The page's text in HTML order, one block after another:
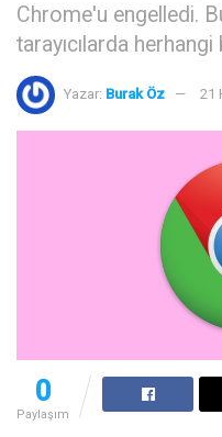
Chrome'u engelledi.
tarayıcılarda
Yazar: Burak Öz 21
0
Paylaşım